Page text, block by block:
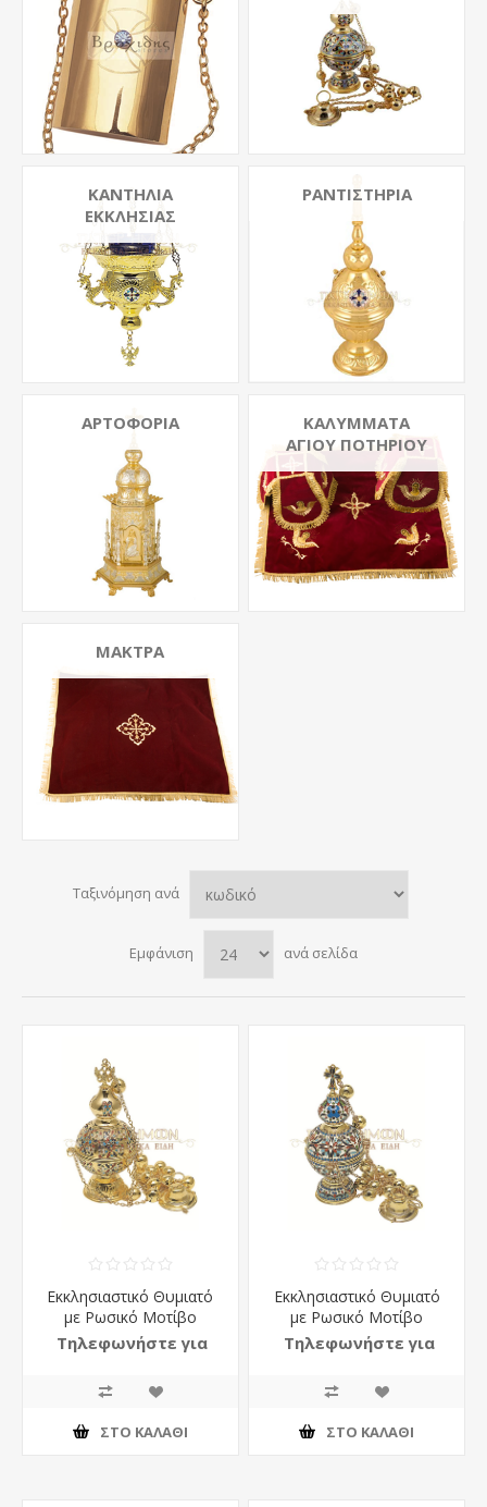
ΚΑΝΤΉΛΙΑ
ΕΚΚΛΗΣΊΑΣ
ΡΑΝΤΙΣΤΉΡΙΑ
ΑΡΤΟΦΌΡΙΑ
ΚΑΛΎΜΜΑΤΑ
ΑΓΊΟΥ ΠΟΤΗΡΊΟΥ
ΜΆΚΤΡΑ
Ταξινόμηση ανά
Εμφάνιση ανά σελίδα
Εκκλησιαστικό Θυμιατό
με Ρωσικό Μοτίβο
Τηλεφωνήστε για
ΣΤΟ ΚΑΛΆΘΙ
Εκκλησιαστικό Θυμιατό
με Ρωσικό Μοτίβο
Τηλεφωνήστε για
ΣΤΟ ΚΑΛΆΘΙ